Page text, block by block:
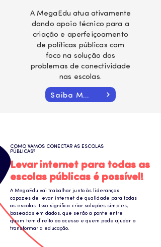
A MegaEdu atua ativamente
dando apoio técnico para a
criação e aperfeiçoamento
de políticas públicas com
foco na solução dos
problemas de conectividade
nas escolas.
Saiba Mais
COMO VAMOS CONECTAR AS ESCOLAS
PÚBLICAS?
Levar internet para todas as
escolas públicas é possível!
A MegaEdu vai trabalhar junto às lideranças
capazes de levar internet de qualidade para todas
as escolas. Isso significa criar soluções simples,
baseadas em dados, que serão a ponte entre
quem tem direito ao acesso e quem pode ajudar a
transformar a educação.